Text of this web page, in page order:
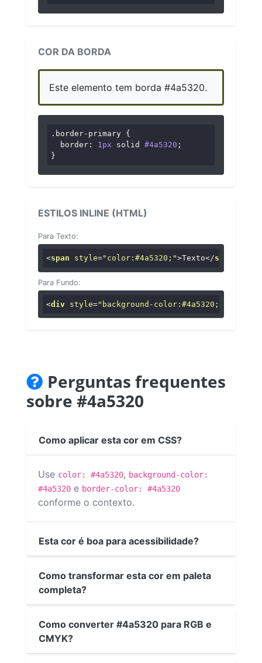
COR DA BORDA
Este elemento tem borda #4a5320.
.border-primary {
border : 1px solid #4a5320 ;
}
ESTILOS INLINE (HTML)
Para Texto:
<span style="color:#4a5320;">Texto</span
Para Fundo:
<div style="background-color:#4a5320;"
Perguntas frequentes
sobre #4a5320
Como aplicar esta cor em CSS?
Use color: #4a5320, background-color:
#4a5320 e border-color: #4a5320
conforme o contexto.
Esta cor é boa para acessibilidade?
Como transformar esta cor em paleta
completa?
Como converter #4a5320 para RGB e
CMYK?